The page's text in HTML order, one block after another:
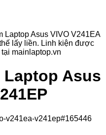
Laptop Asus VIVO V241EA
lấy liền. Linh kiện được
mainlaptop.vn
Laptop Asus